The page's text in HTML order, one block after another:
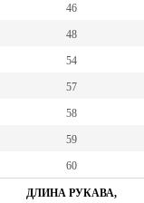
46
48
54
57
58
59
60
ДЛИНА РУКАВА,